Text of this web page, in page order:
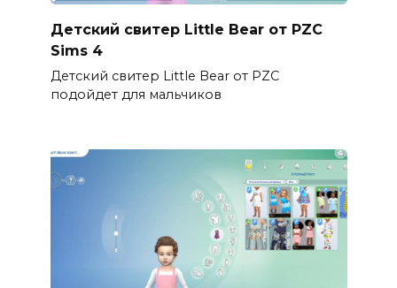
Детский свитер Little Bear от PZC
Sims 4
Детский свитер Little Bear от PZC
подойдет для мальчиков